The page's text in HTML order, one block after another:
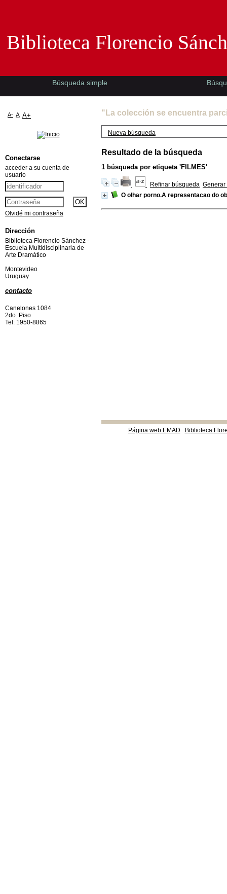
"La colección se encuentra
Nueva búsqueda
Resultado de la búsqueda
1 búsqueda por etiqueta 'FILMES'
Refinar búsqueda Generar
O olhar porno.A representacao do
Página web EMAD Biblioteca
Biblioteca Florencio
Búsqueda simple
A- A A+
Conectarse
acceder a su cuenta de
usuario
Olvidé mi contraseña
Dirección
Biblioteca Florencio Sànchez -
Escuela Multidisciplinaria de
Arte Dramàtico
Montevideo
Uruguay
contacto
Canelones 1084
2do. Piso
Tel: 1950-8865